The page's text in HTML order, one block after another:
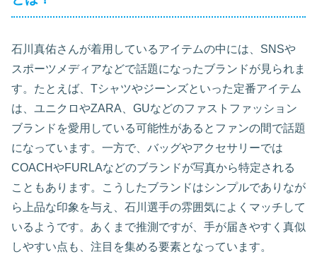
石川真佑さんが着用しているアイテムの中には、SNSや
スポーツメディアなどで話題になったブランドが見られま
す。たとえば、Tシャツやジーンズといった定番アイテム
は、ユニクロやZARA、GUなどのファストファッション
ブランドを愛用している可能性があるとファンの間で話題
になっています。一方で、バッグやアクセサリーでは
COACHやFURLAなどのブランドが写真から特定される
こともあります。こうしたブランドはシンプルでありなが
ら上品な印象を与え、石川選手の雰囲気によくマッチして
いるようです。あくまで推測ですが、手が届きやすく真似
しやすい点も、注目を集める要素となっています。